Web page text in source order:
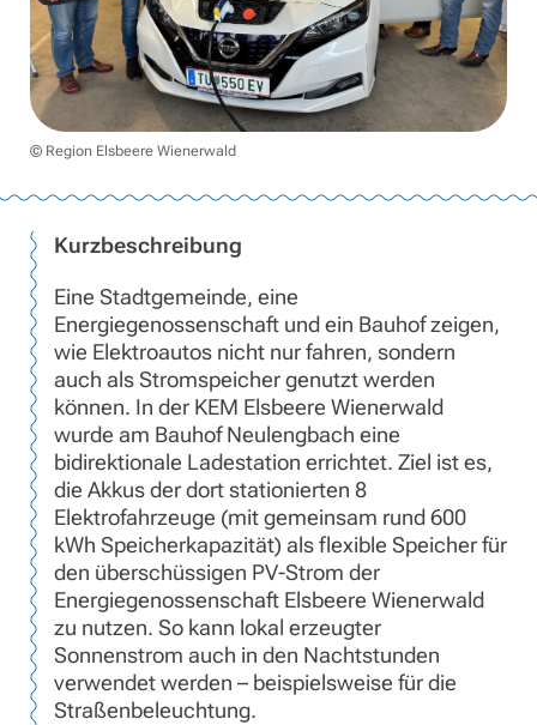
© Region Elsbeere Wienerwald
Kurzbeschreibung
Eine Stadtgemeinde, eine
Energiegenossenschaft und ein Bauhof zeigen,
wie Elektroautos nicht nur fahren, sondern
auch als Stromspeicher genutzt werden
können. In der KEM Elsbeere Wienerwald
wurde am Bauhof Neulengbach eine
bidirektionale Ladestation errichtet. Ziel ist es,
die Akkus der dort stationierten 8
Elektrofahrzeuge (mit gemeinsam rund 600
kWh Speicherkapazität) als flexible Speicher für
den überschüssigen PV-Strom der
Energiegenossenschaft Elsbeere Wienerwald
zu nutzen. So kann lokal erzeugter
Sonnenstrom auch in den Nachtstunden
verwendet werden – beispielsweise für die
Straßenbeleuchtung.